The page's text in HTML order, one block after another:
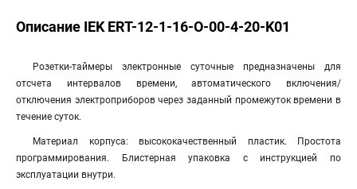
Описание IEK ERT-12-1-16-O-00-4-20-K01
Розетки-таймеры электронные суточные предназначены для
отсчета интервалов времени, автоматического включения/
отключения электроприборов через заданный промежуток времени в
течение суток.
Материал корпуса: высококачественный пластик. Простота
программирования. Блистерная упаковка с инструкцией по
эксплуатации внутри.